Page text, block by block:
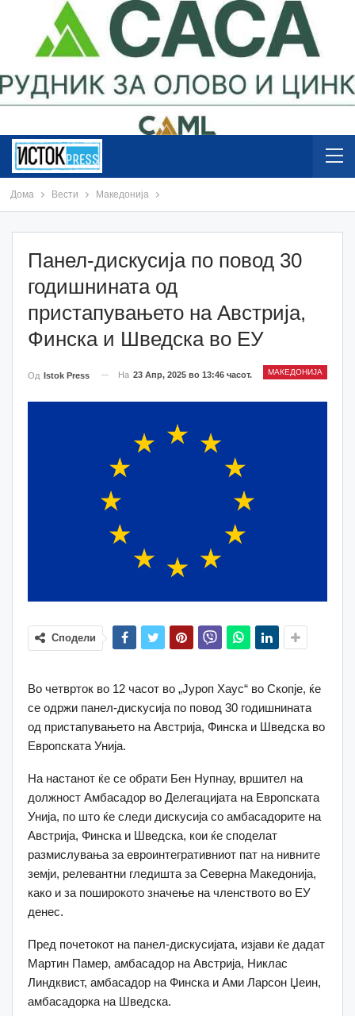
Дома Вести Македонија
Панел-дискусија по повод 30
годишнината од
пристапувањето на Австрија,
Финска и Шведска во ЕУ
МАКЕДОНИЈА
Од Istok Press На 23 Апр, 2025 во 13:46 часот.
Сподели
Во четврток во 12 часот во „Јуроп Хаус“ во Скопје, ќе
се одржи панел-дискусија по повод 30 годишнината
од пристапувањето на Австрија, Финска и Шведска во
Европската Унија.
На настанот ќе се обрати Бен Нупнау, вршител на
должност Амбасадор во Делегацијата на Европската
Унија, по што ќе следи дискусија со амбасадорите на
Австрија, Финска и Шведска, кои ќе споделат
размислувања за евроинтегративниот пат на нивните
земји, релевантни гледишта за Северна Македонија,
како и за поширокото значење на членството во ЕУ
денес.
Пред почетокот на панел-дискусијата, изјави ќе дадат
Мартин Памер, амбасадор на Австрија, Никлас
Линдквист, амбасадор на Финска и Ами Ларсон Џеин,
амбасадорка на Шведска.